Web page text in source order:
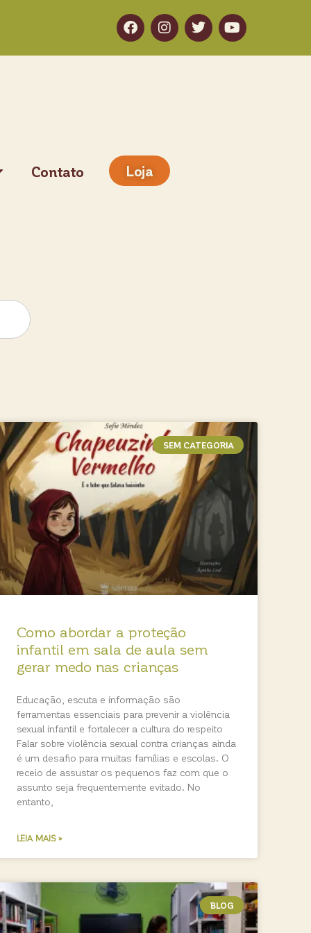
Contato Loja
SEM CATEGORIA
Como abordar a proteção
infantil em sala de aula sem
gerar medo nas crianças
Educação, escuta e informação são
ferramentas essenciais para prevenir a violência
sexual infantil e fortalecer a cultura do respeito
Falar sobre violência sexual contra crianças ainda
é um desafio para muitas famílias e escolas. O
receio de assustar os pequenos faz com que o
assunto seja frequentemente evitado. No
entanto,
LEIA MAIS »
BLOG